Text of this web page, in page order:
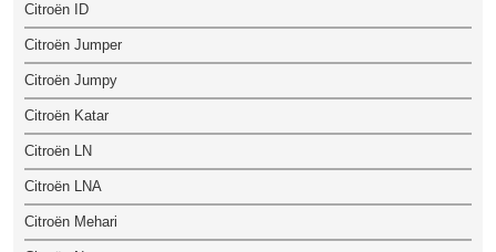
Citroën ID
Citroën Jumper
Citroën Jumpy
Citroën Katar
Citroën LN
Citroën LNA
Citroën Mehari